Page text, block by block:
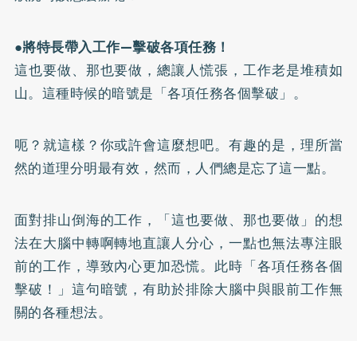
●將特長帶入工作—擊破各項任務！
這也要做、那也要做，總讓人慌張，工作老是堆積如
山。這種時候的暗號是「各項任務各個擊破」。
呃？就這樣？你或許會這麼想吧。有趣的是，理所當
然的道理分明最有效，然而，人們總是忘了這一點。
面對排山倒海的工作，「這也要做、那也要做」的想
法在大腦中轉啊轉地直讓人分心，一點也無法專注眼
前的工作，導致內心更加恐慌。此時「各項任務各個
擊破！」這句暗號，有助於排除大腦中與眼前工作無
關的各種想法。